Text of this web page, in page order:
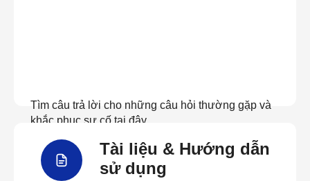
Tìm câu trả lời cho những câu hỏi thường gặp và
khắc phục sự cố tại đây
Xem câu hỏi thường gặp
Tài liệu & Hướng dẫn
sử dụng